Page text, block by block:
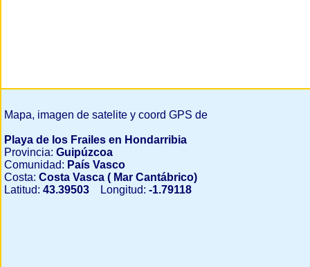
Mapa, imagen de satelite y coord GPS de
Playa de los Frailes en Hondarribia
Provincia: Guipúzcoa
Comunidad: País Vasco
Costa: Costa Vasca ( Mar Cantábrico)
Latitud: 43.39503 Longitud: -1.79118